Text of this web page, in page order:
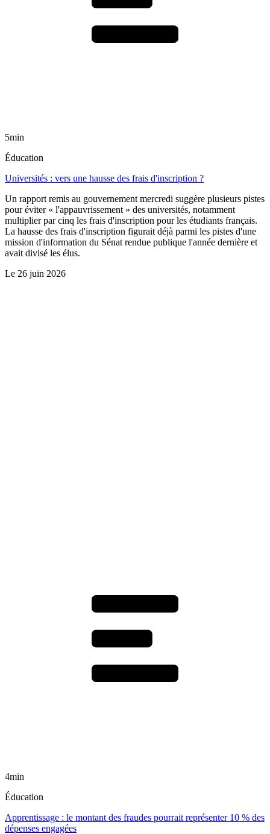
5min
Éducation
Universités : vers une hausse des frais d'inscription ?
Un rapport remis au gouvernement mercredi suggère plusieurs pistes
pour éviter « l'appauvrissement » des universités, notamment
multiplier par cinq les frais d'inscription pour les étudiants français.
La hausse des frais d'inscription figurait déjà parmi les pistes d'une
mission d'information du Sénat rendue publique l'année dernière et
avait divisé les élus.
Le 26 juin 2026
4min
Éducation
Apprentissage : le montant des fraudes pourrait représenter 10 % des
dépenses engagées